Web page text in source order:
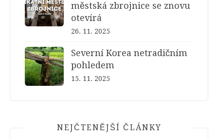
městská zbrojnice se znovu
otevírá
26. 11. 2025
Severní Korea netradičním
pohledem
15. 11. 2025
NEJČTENĚJŠÍ ČLÁNKY